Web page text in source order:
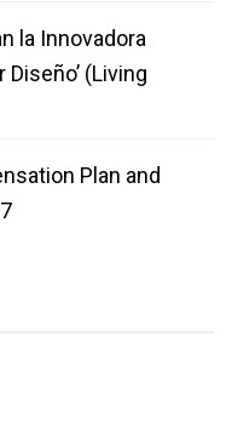
la Innovadora
(Living
Plan and